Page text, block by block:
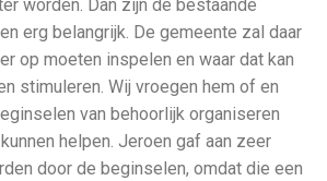
worden. Dan zijn de bestaande
erg belangrijk. De gemeente zal daar
op moeten inspelen en waar dat kan
stimuleren. Wij vroegen hem of en
van behoorlijk organiseren
helpen. Jeroen gaf aan zeer
door de beginselen, omdat die een